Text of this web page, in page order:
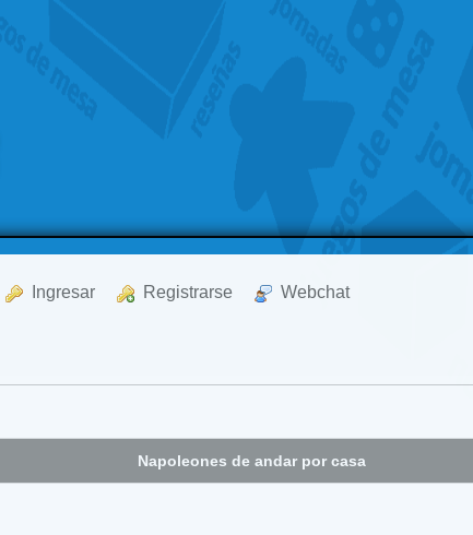
Ingresar Registrarse Webchat
Napoleones de andar por casa